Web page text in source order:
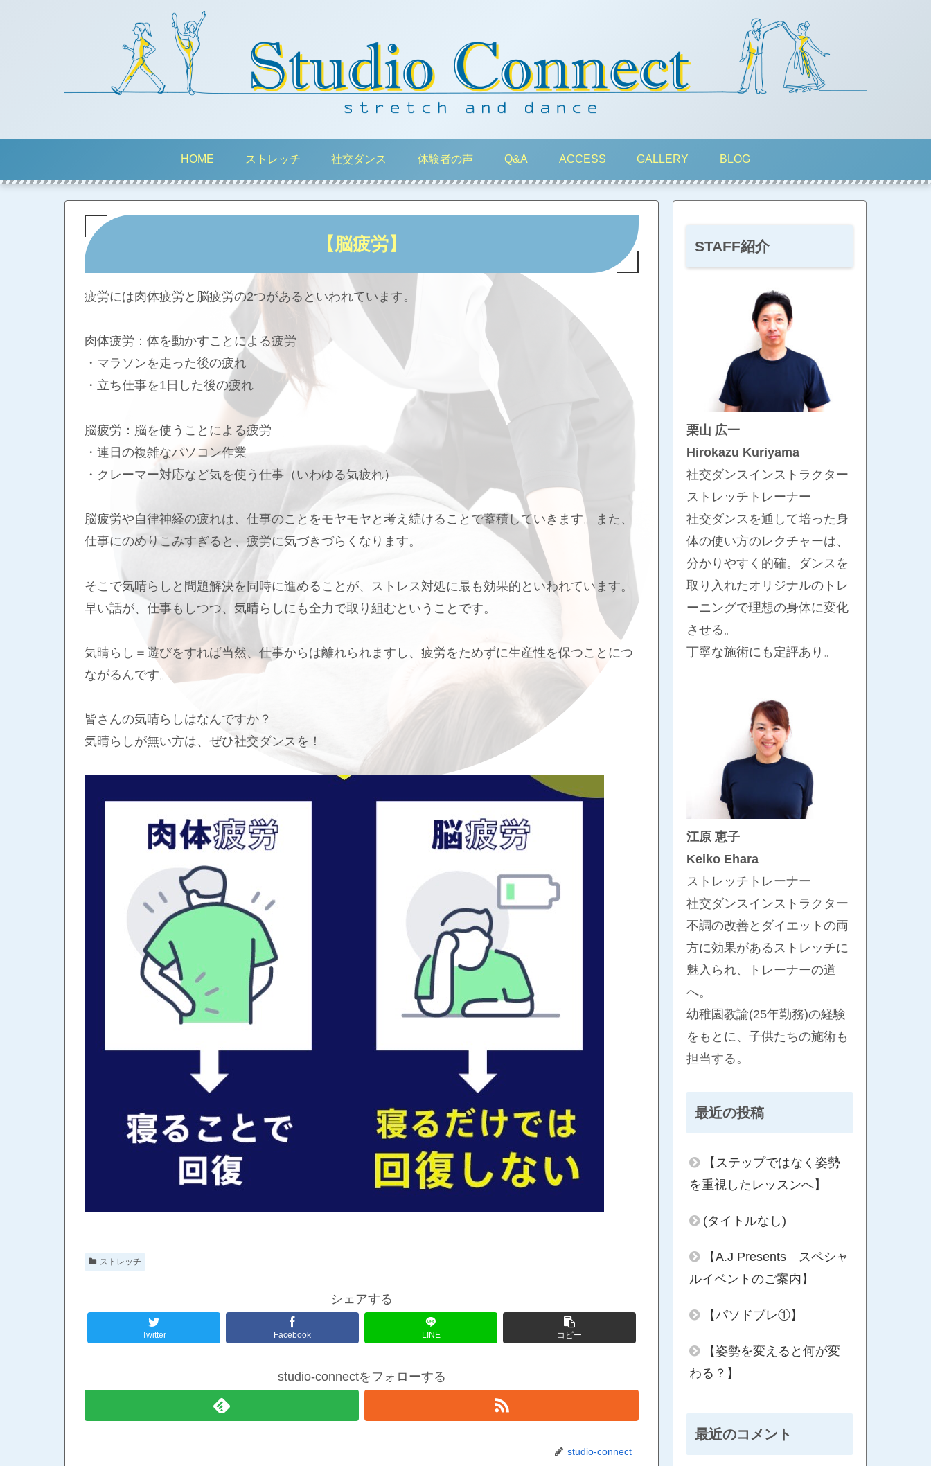
HOME ストレッチ 社交ダンス 体験者の声 Q&A ACCESS GALLERY BLOG
【脳疲労】
疲労には肉体疲労と脳疲労の2つがあるといわれています。
肉体疲労：体を動かすことによる疲労
・マラソンを走った後の疲れ
・立ち仕事を1日した後の疲れ
脳疲労：脳を使うことによる疲労
・連日の複雑なパソコン作業
・クレーマー対応など気を使う仕事（いわゆる気疲れ）
脳疲労や自律神経の疲れは、仕事のことをモヤモヤと考え続けることで蓄積していきます。また、
仕事にのめりこみすぎると、疲労に気づきづらくなります。
そこで気晴らしと問題解決を同時に進めることが、ストレス対処に最も効果的といわれています。
早い話が、仕事もしつつ、気晴らしにも全力で取り組むということです。
気晴らし＝遊びをすれば当然、仕事からは離れられますし、疲労をためずに生産性を保つことにつ
ながるんです。
皆さんの気晴らしはなんですか？
気晴らしが無い方は、ぜひ社交ダンスを！
ストレッチ
シェアする
Twitter Facebook LINE コピー
studio-connectをフォローする
studio-connect
STAFF紹介
栗山 広一
Hirokazu Kuriyama
社交ダンスインストラクター
ストレッチトレーナー
社交ダンスを通して培った身
体の使い方のレクチャーは、
分かりやすく的確。ダンスを
取り入れたオリジナルのトレ
ーニングで理想の身体に変化
させる。
丁寧な施術にも定評あり。
江原 恵子
Keiko Ehara
ストレッチトレーナー
社交ダンスインストラクター
不調の改善とダイエットの両
方に効果があるストレッチに
魅入られ、トレーナーの道
へ。
幼稚園教諭(25年勤務)の経験
をもとに、子供たちの施術も
担当する。
最近の投稿
【ステップではなく姿勢
を重視したレッスンへ】
(タイトルなし)
【A.J Presents スペシャ
ルイベントのご案内】
【パソドブレ①】
【姿勢を変えると何が変
わる？】
最近のコメント